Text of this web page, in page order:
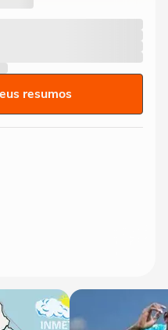
resumos